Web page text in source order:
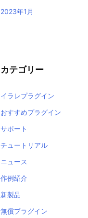
2023年1月
カテゴリー
イラレプラグイン
おすすめプラグイン
サポート
チュートリアル
ニュース
作例紹介
新製品
無償プラグイン